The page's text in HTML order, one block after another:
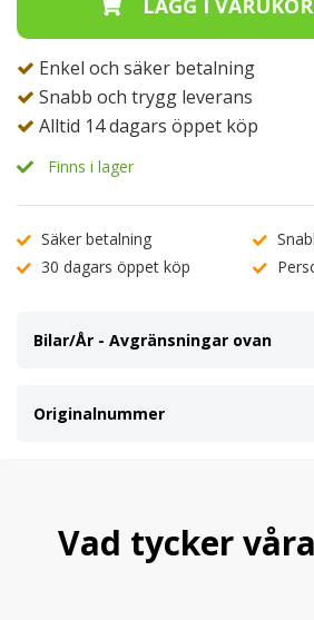
Enkel och säker betalning
Snabb och trygg leverans
Alltid 14 dagars öppet köp
Finns i lager
Säker betalning
30 dagars öppet köp
Bilar/År - Avgränsningar ovan
Originalnummer
Vad tycker